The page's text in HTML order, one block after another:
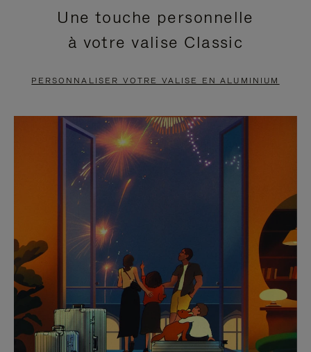
EN
PAUSE,
APPUYEZ
POUR
METTRE
PAUSE
VIDÉO
EST
DÉSACTIVÉ.
CLIQUER
POUR
RÉACTIVER
LE
SON
Une touche personnelle
à votre valise Classic
PERSONNALISER VOTRE VALISE EN ALUMINIUM